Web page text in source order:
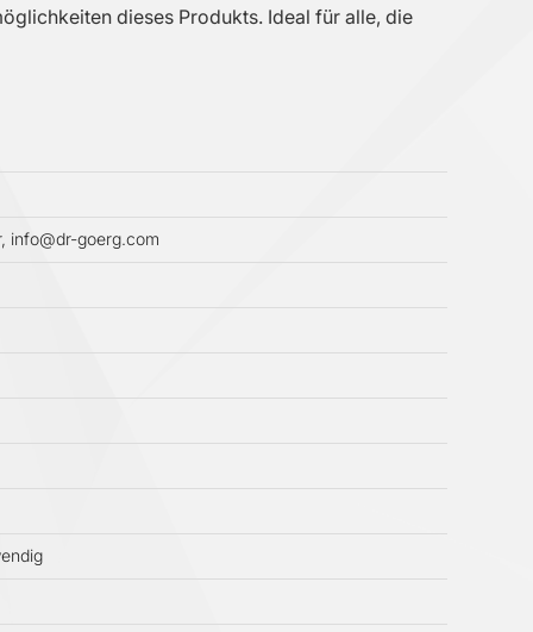
dieses Produkts. Ideal für alle, die
info@dr-goerg.com